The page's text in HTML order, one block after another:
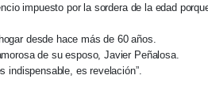
impuesto por la sordera de la edad
desde hace más de 60 años.
de su esposo, Javier Peñalosa.
indispensable, es revelación”.